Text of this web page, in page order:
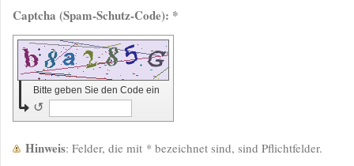
Captcha (Spam-Schutz-Code): *
Bitte geben Sie den Code ein
↺
Hinweis : Felder, die mit * bezeichnet sind, sind Pflichtfelder.